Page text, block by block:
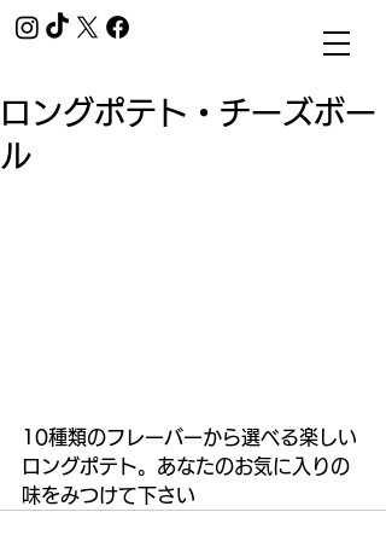
ロングポテト・チーズボー
ル
10種類のフレーバーから選べる楽しい
ロングポテト。あなたのお気に入りの
味をみつけて下さい